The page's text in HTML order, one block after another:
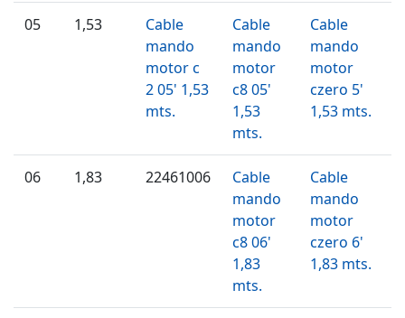
05 1,53
Cable
mando
motor c
2 05' 1,53
mts.
Cable
mando
motor
c8 05'
1,53
mts.
Cable
mando
motor
czero 5'
1,53 mts.
06 1,83 22461006
Cable
mando
motor
c8 06'
1,83
mts.
Cable
mando
motor
czero 6'
1,83 mts.